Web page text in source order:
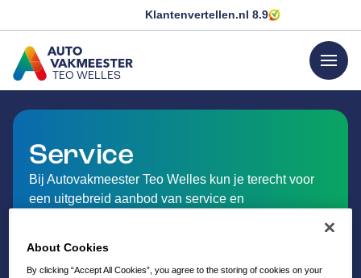
Klantenvertellen.nl 8.9
TEO WELLES
GA NAAR DE HOMEPAGINA
menu
Service
Bij Autovakmeester Teo Welles kun je terecht voor
een uitgebreid aanbod van service en
About Cookies
By clicking “Accept All Cookies”, you agree to the storing of cookies on your